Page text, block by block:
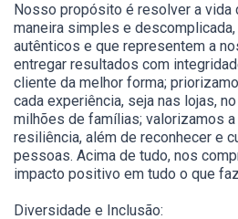
Nosso propósito é resolver a vida
maneira simples e
autênticos e que representem a
entregar resultados com
cliente da melhor forma;
cada experiência, seja nas lojas,
milhões de famílias; valorizamos
resiliência, além de reconhecer e
pessoas. Acima de tudo, nos
impacto positivo em tudo o que
Diversidade e Inclusão: